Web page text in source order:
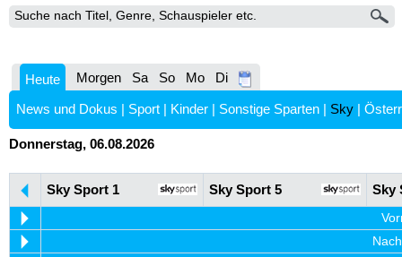
Heute Morgen Sa So Mo Di
News und Dokus | Sport | Kinder | Sonstige Sparten | Sky |
Donnerstag, 06.08.2026
Sky Sport 1 Sky Sport 5 Sky